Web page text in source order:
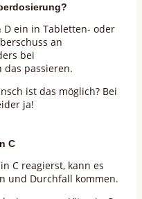
ein in Tabletten- oder
an
bei
das passieren.
ist das möglich? Bei
ja!
C
C reagierst, kann es
und Durchfall kommen.